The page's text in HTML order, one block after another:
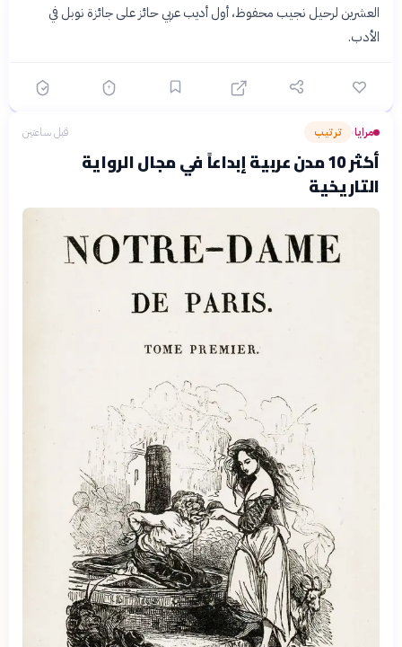
العشرين لرحيل نجيب محفوظ، أول أديب عربي حائز على جائزة نوبل في
الأدب.
مرايا› ترتيب قبل ساعتين
أكثر 10 مدن عربية إبداعاً في مجال الرواية
التاريخية